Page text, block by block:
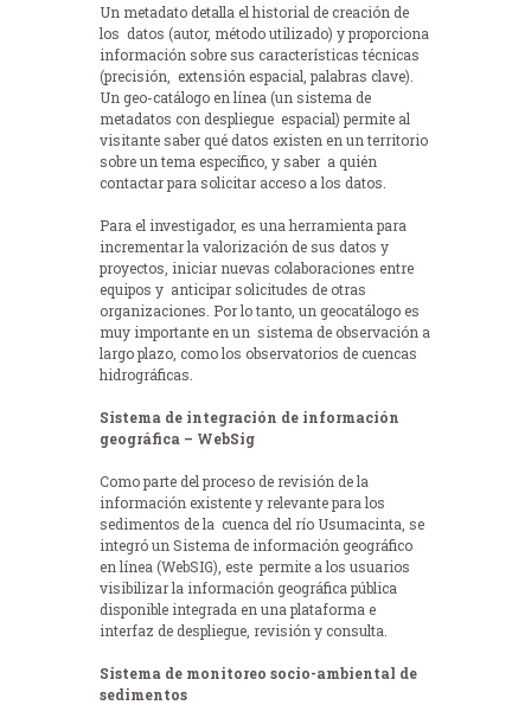
Un metadato detalla el historial de creación de
los datos (autor, método utilizado) y proporciona
información sobre sus características técnicas
(precisión, extensión espacial, palabras clave).
Un geo-catálogo en línea (un sistema de
metadatos con despliegue espacial) permite al
visitante saber qué datos existen en un territorio
sobre un tema específico, y saber a quién
contactar para solicitar acceso a los datos.
Para el investigador, es una herramienta para
incrementar la valorización de sus datos y
proyectos, iniciar nuevas colaboraciones entre
equipos y anticipar solicitudes de otras
organizaciones. Por lo tanto, un geocatálogo es
muy importante en un sistema de observación a
largo plazo, como los observatorios de cuencas
hidrográficas.
Sistema de integración de información
geográfica – WebSig
Como parte del proceso de revisión de la
información existente y relevante para los
sedimentos de la cuenca del río Usumacinta, se
integró un Sistema de información geográfico
en línea (WebSIG), este permite a los usuarios
visibilizar la información geográfica pública
disponible integrada en una plataforma e
interfaz de despliegue, revisión y consulta.
Sistema de monitoreo socio-ambiental de
sedimentos